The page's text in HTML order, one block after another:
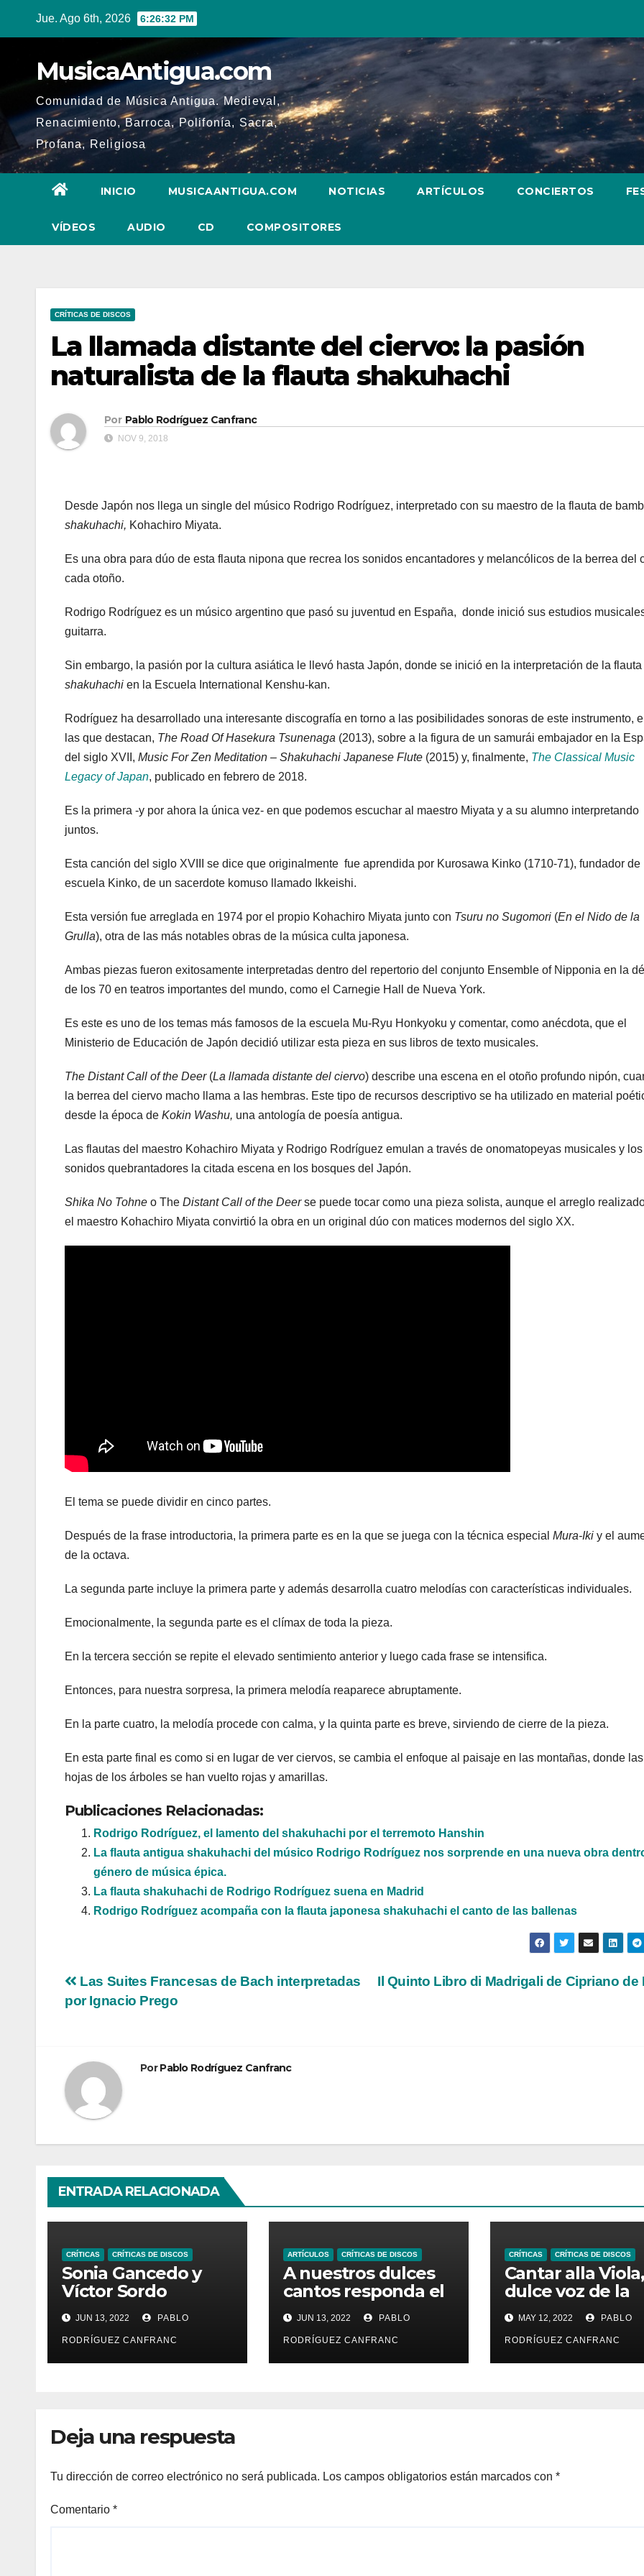
Jue. Ago 6th, 2026 6:26:33 PM
MusicaAntigua.com
Comunidad de Música Antigua. Medieval,
Renacimiento, Barroca, Polifonía, Sacra,
Profana, Religiosa
INICIO MUSICAANTIGUA.COM NOTICIAS ARTÍCULOS CONCIERTOS
VÍDEOS AUDIO CD COMPOSITORES
CRÍTICAS DE DISCOS
La llamada distante del ciervo: la pasión
naturalista de la flauta shakuhachi
Por Pablo Rodríguez Canfranc
NOV 9, 2018
Desde Japón nos llega un single del músico Rodrigo Rodríguez, interpretado con su maestro de la flauta de
shakuhachi, Kohachiro Miyata.
Es una obra para dúo de esta flauta nipona que recrea los sonidos encantadores y melancólicos de la berrea del
cada otoño.
Rodrigo Rodríguez es un músico argentino que pasó su juventud en España, donde inició sus estudios
guitarra.
Sin embargo, la pasión por la cultura asiática le llevó hasta Japón, donde se inició en la interpretación de la flauta
shakuhachi en la Escuela International Kenshu-kan.
Rodríguez ha desarrollado una interesante discografía en torno a las posibilidades sonoras de este instrumento,
las que destacan, The Road Of Hasekura Tsunenaga (2013), sobre a la figura de un samurái embajador en la
del siglo XVII, Music For Zen Meditation – Shakuhachi Japanese Flute (2015) y, finalmente, The Classical Music
Legacy of Japan, publicado en febrero de 2018.
Es la primera -y por ahora la única vez- en que podemos escuchar al maestro Miyata y a su alumno interpretando
juntos.
Esta canción del siglo XVIII se dice que originalmente fue aprendida por Kurosawa Kinko (1710-71), fundador de
escuela Kinko, de un sacerdote komuso llamado Ikkeishi.
Esta versión fue arreglada en 1974 por el propio Kohachiro Miyata junto con Tsuru no Sugomori (En el Nido de la
Grulla), otra de las más notables obras de la música culta japonesa.
Ambas piezas fueron exitosamente interpretadas dentro del repertorio del conjunto Ensemble of Nipponia en la
de los 70 en teatros importantes del mundo, como el Carnegie Hall de Nueva York.
Es este es uno de los temas más famosos de la escuela Mu-Ryu Honkyoku y comentar, como anécdota, que el
Ministerio de Educación de Japón decidió utilizar esta pieza en sus libros de texto musicales.
The Distant Call of the Deer(La llamada distante del ciervo) describe una escena en el otoño profundo nipón,
la berrea del ciervo macho llama a las hembras. Este tipo de recursos descriptivo se ha utilizado en material
desde la época de Kokin Washu, una antología de poesía antigua.
Las flautas del maestro Kohachiro Miyata y Rodrigo Rodríguez emulan a través de onomatopeyas musicales y los
sonidos quebrantadores la citada escena en los bosques del Japón.
Shika No Tohne o The Distant Call of the Deerse puede tocar como una pieza solista, aunque el arreglo
el maestro Kohachiro Miyata convirtió la obra en un original dúo con matices modernos del siglo XX.
El tema se puede dividir en cinco partes.
Después de la frase introductoria, la primera parte es en la que se juega con la técnica especial Mura-Iki y el
de la octava.
La segunda parte incluye la primera parte y además desarrolla cuatro melodías con características individuales.
Emocionalmente, la segunda parte es el clímax de toda la pieza.
En la tercera sección se repite el elevado sentimiento anterior y luego cada frase se intensifica.
Entonces, para nuestra sorpresa, la primera melodía reaparece abruptamente.
En la parte cuatro, la melodía procede con calma, y la quinta parte es breve, sirviendo de cierre de la pieza.
En esta parte final es como si en lugar de ver ciervos, se cambia el enfoque al paisaje en las montañas, donde las
hojas de los árboles se han vuelto rojas y amarillas.
Publicaciones Relacionadas:
Rodrigo Rodríguez, el lamento del shakuhachi por el terremoto Hanshin
La flauta antigua shakuhachi del músico Rodrigo Rodríguez nos sorprende en una nueva obra
género de música épica.
La flauta shakuhachi de Rodrigo Rodríguez suena en Madrid
Rodrigo Rodríguez acompaña con la flauta japonesa shakuhachi el canto de las ballenas
Navegación
de
Il Quinto Libro di Madrigali de Cipriano de
Las Suites Francesas de Bach interpretadas
por Ignacio Prego
PorPablo Rodríguez Canfranc
ENTRADA RELACIONADA
CRÍTICAS CRÍTICAS DE DISCOS
Sonia Gancedo y
Víctor Sordo
presentan la obra
de José Español,
maestro de capilla
de principios del
JUN 13, 2022 PABLO
RODRÍGUEZ CANFRANC
ARTÍCULOS CRÍTICAS DE DISCOS
A nuestros dulces
cantos responda el
eco: los madrigales
de Barbara Strozzi
JUN 13, 2022 PABLO
RODRÍGUEZ CANFRANC
CRÍTICAS CRÍTICAS DE DISCOS
Cantar alla
dulce voz de la
vihuela de arco
MAY 12, 2022 PABLO
RODRÍGUEZ CANFRANC
Deja una respuesta
Tu dirección de correo electrónico no será publicada. Los campos obligatorios están marcados con *
Comentario *